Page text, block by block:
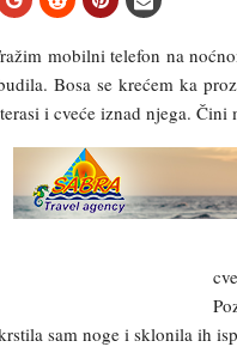
mobilni telefon na
Bosa se krećem ka
i cveće iznad njega. Čini
sam noge i sklonila ih